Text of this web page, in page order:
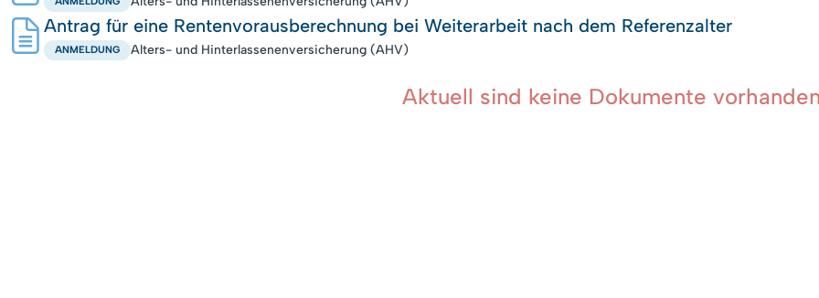
Antrag für eine Rentenvorausberechnung bei Weiterarbeit nach dem Referenzalter
ANMELDUNG Alters- und Hinterlassenenversicherung (AHV)
Aktuell sind keine Dokumente